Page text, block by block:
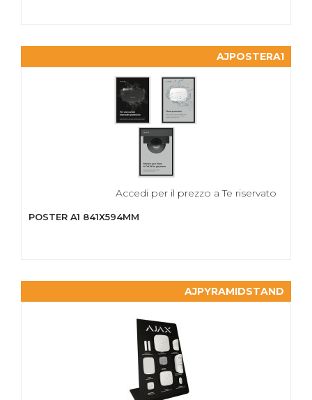
AJPOSTERA1
Accedi per il prezzo a Te riservato
POSTER A1 841X594MM
AJPYRAMIDSTAND